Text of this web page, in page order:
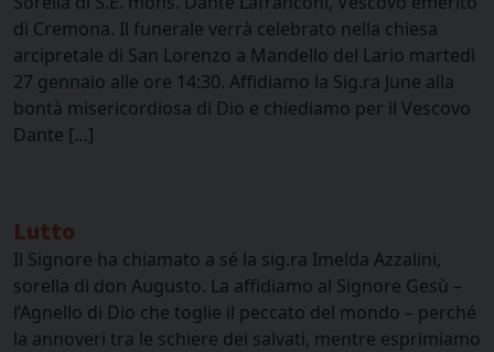
di Cremona. Il funerale verrà celebrato nella chiesa
arcipretale di San Lorenzo a Mandello del Lario martedì
27 gennaio alle ore 14:30. Affidiamo la Sig.ra June alla
bontà misericordiosa di Dio e chiediamo per il Vescovo
Dante […]
Lutto
Il Signore ha chiamato a sé la sig.ra Imelda Azzalini,
sorella di don Augusto. La affidiamo al Signore Gesù –
l’Agnello di Dio che toglie il peccato del mondo – perché
la annoveri tra le schiere dei salvati, mentre esprimiamo